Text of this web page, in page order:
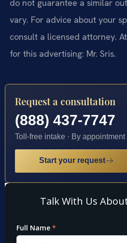
do not guarantee a similar
vary. For advice about your
consult a licensed attorney.
for this advertising: Mr. Sris.
Request a consultation
(888) 437-7747
Toll-free intake · By
Start your request